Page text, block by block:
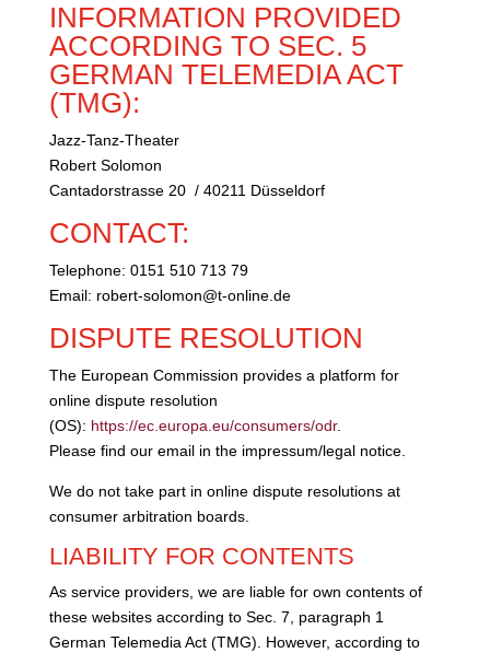
INFORMATION PROVIDED
ACCORDING TO SEC. 5
GERMAN TELEMEDIA ACT
(TMG):
Jazz-Tanz-Theater
Robert Solomon
Cantadorstrasse 20 / 40211 Düsseldorf
CONTACT:
Telephone: 0151 510 713 79
Email: robert-solomon@t-online.de
DISPUTE RESOLUTION
The European Commission provides a platform for
online dispute resolution
(OS): https://ec.europa.eu/consumers/odr.
Please find our email in the impressum/legal notice.
We do not take part in online dispute resolutions at
consumer arbitration boards.
LIABILITY FOR CONTENTS
As service providers, we are liable for own contents of
these websites according to Sec. 7, paragraph 1
German Telemedia Act (TMG). However, according to